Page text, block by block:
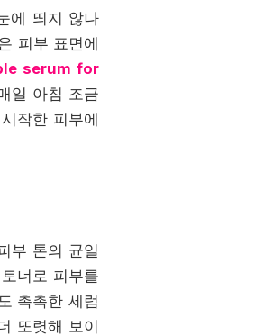
에 띄지 않나
피부 표면에
serum for
일 아침 조금
작한 피부에
부 톤의 균일
너로 피부를
촉촉한 세럼
또렷해 보이